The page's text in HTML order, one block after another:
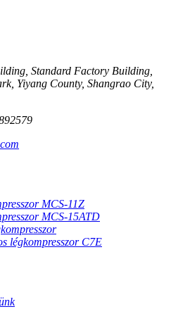
Standard Factory Building,
Yiyang County, Shangrao City,
MCS-11Z
MCS-15ATD
légkompresszor C7E